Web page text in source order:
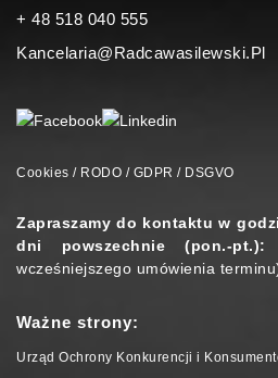
+ 48 518 040 555
Kancelaria@radcawasilewski.pl
Cookies / RODO / GDPR / DSGVO
Zapraszamy do kontaktu w
dni powszechnie (pon.-pt.):
wcześniejszego umówienia
Ważne strony:
Urząd Ochrony Konkurencji i